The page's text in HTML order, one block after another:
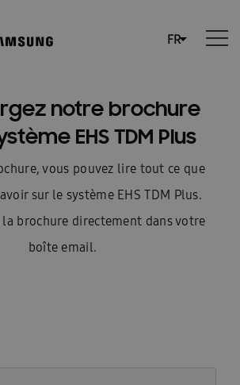
notre brochure
EHS TDM Plus
vous pouvez lire tout ce que
sur le système EHS TDM Plus.
la brochure directement dans votre
boîte email.